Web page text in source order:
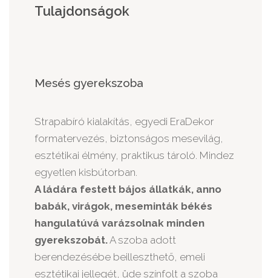
Tulajdonságok
Mesés gyerekszoba
Strapabíró kialakítás, egyedi EraDekor
formatervezés, biztonságos mesevilág,
esztétikai élmény, praktikus tároló. Mindez
egyetlen kisbútorban.
A ládára festett bájos állatkák, anno
babák, virágok, meseminták békés
hangulatúvá varázsolnak minden
gyerekszobát.A szoba adott
berendezésébe beilleszthető, emeli
esztétikai jellegét, üde színfolt a szoba